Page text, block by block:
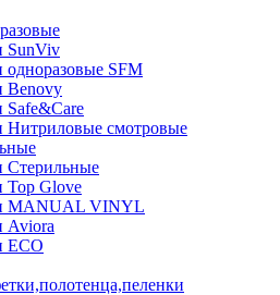
SunViv
одноразовые SFM
Benovy
Safe&Care
Нитриловые смотровые
Стерильные
Top Glove
MANUAL VINYL
Aviora
ECO